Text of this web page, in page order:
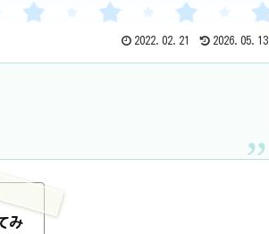
2022.02.21 2026.05.13
み